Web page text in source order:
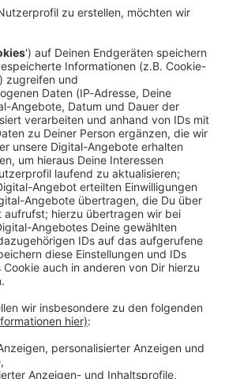
auf dem Laufenden
bleiben!
- mit unserem kostenlosen
Newsletter. Ob Nachrichten,
neuesten Aktionen - wir
informieren dich.
anmelden